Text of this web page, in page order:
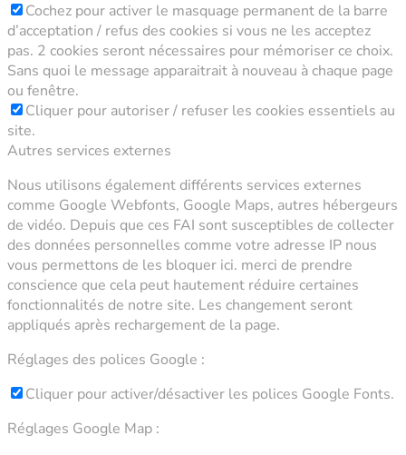
Cochez pour activer le masquage permanent de la barre
d’acceptation / refus des cookies si vous ne les acceptez
pas. 2 cookies seront nécessaires pour mémoriser ce choix.
Sans quoi le message apparaitrait à nouveau à chaque page
ou fenêtre.
Cliquer pour autoriser / refuser les cookies essentiels au
site.
Autres services externes
Nous utilisons également différents services externes
comme Google Webfonts, Google Maps, autres hébergeurs
de vidéo. Depuis que ces FAI sont susceptibles de collecter
des données personnelles comme votre adresse IP nous
vous permettons de les bloquer ici. merci de prendre
conscience que cela peut hautement réduire certaines
fonctionnalités de notre site. Les changement seront
appliqués après rechargement de la page.
Réglages des polices Google :
Cliquer pour activer/désactiver les polices Google Fonts.
Réglages Google Map :